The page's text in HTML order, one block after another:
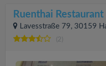
Ruenthai Restaurant
Lavesstraße 79, 30159
(2)